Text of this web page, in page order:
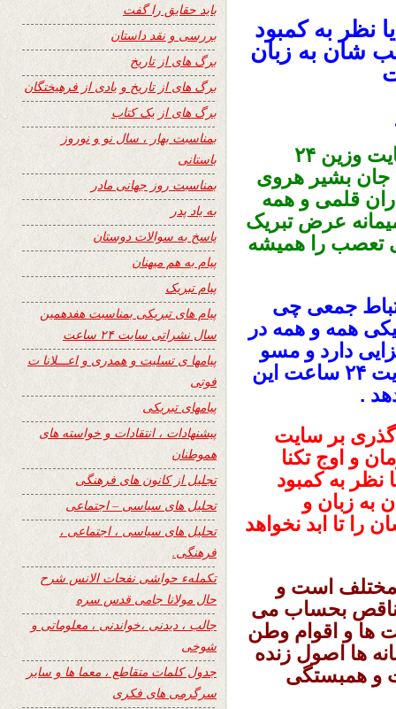
نظر به کمبود
شان به زبان
با درود بیکران دهمین سالگرد نشراتی سایت وزین ۲۴
جان بشیر هروی
قلمی و همه
عرض تبریک
تعصب را همیشه
جمعی چی
همه و همه در
دارد و مسو
لیت های را در قبال دارد که الحمد لله سایت ۲۴ ساعت این
.
بر سایت
و اوج تکنا
نظر به کمبود
زبان و
را تا ابد نخواهد
مختلف است و
ناقص بحساب می
ها و اقوام وطن
ها اصول زنده
و همبستگی
باید حقایق را گفت
بررسی و نقد داستان
برگ های از تاریخ
برگ های از تاریخ و یادی از فرهیختگان
برگ های از یک کتاب
بمناسبت بهار ، سال نو و نوروز
باستانی
بمناسبت روز جهانی مادر
به یاد پدر
پاسخ به سوالات دوستان
پیام به هم میهنان
پیام تبریک
پیام های تبریکی بمناسبت هفدهمین
سال نشراتی سایت ۲۴ ساعت
پیامها ی تسلیت و همدری و اعـــلانا ت
فوتی
پیامهای تبریکی
پیشنهادات ، انتقادات و خواسته های
هموطنان
تجلیل از کانون های فرهنگی
تحلیل های سیاسی – اجتماعی
تحلیل های سیاسی ، اجتماعی ،
فرهنگی.
تکملهء حواشی نفحات الانس شرح
حال مولانا جامی قدس سره
جالب ، دیدنی ،خواندنی ، معلوماتی و
شوخی
جدول کلمات متقاطع ، معما ها و سایر
سرگرمی های فکری